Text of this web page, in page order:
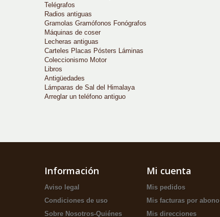
Telégrafos
Radios antiguas
Gramolas Gramófonos Fonógrafos
Máquinas de coser
Lecheras antiguas
Carteles Placas Pósters Láminas
Coleccionismo Motor
Libros
Antigüedades
Lámparas de Sal del Himalaya
Arreglar un teléfono antiguo
Información
Aviso legal
Condiciones de uso
Sobre Nosotros-Quiénes
Mi cuenta
Mis pedidos
Mis facturas por abono
Mis direcciones